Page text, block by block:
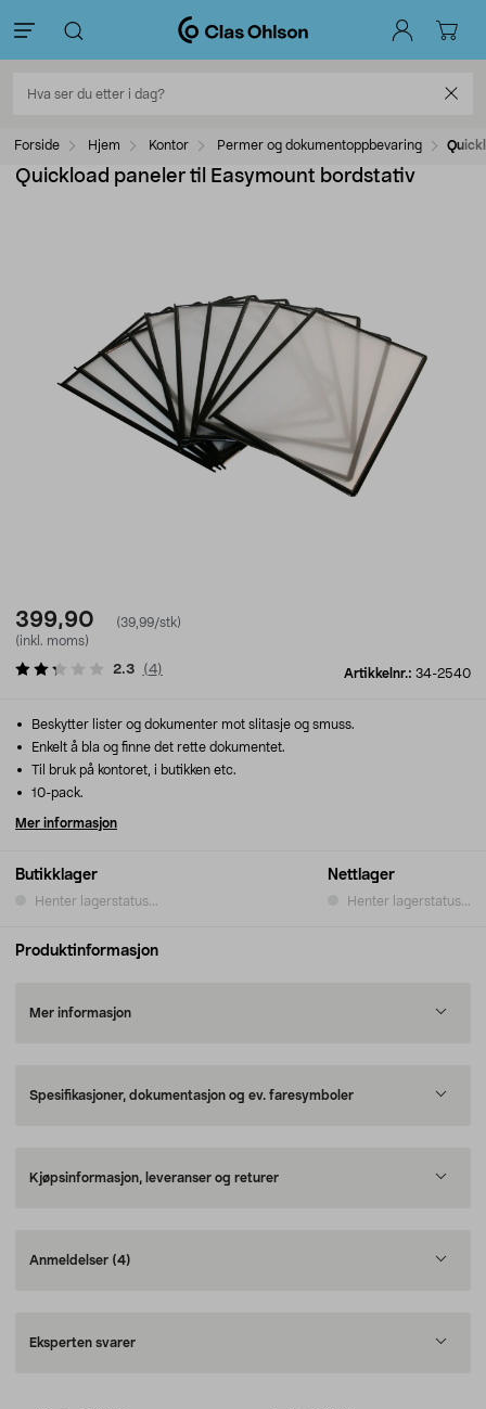
Forside Hjem Kontor Permer og dokumentoppbevaring
Quickload paneler til Easymount bordstativ
399,90
(39,99/stk)
(inkl. moms)
Artikkelnr.: 34-2540
2.3 (4)
Butikklager
Henter lagerstatus...
Nettlager
Henter lagerstatus...
Beskytter lister og dokumenter mot slitasje og smuss.
Enkelt å bla og finne det rette dokumentet.
Til bruk på kontoret, i butikken etc.
10-pack.
Mer informasjon
Produktinformasjon
Mer informasjon
Spesifikasjoner, dokumentasjon og ev. faresymboler
Kjøpsinformasjon, leveranser og returer
Anmeldelser (4)
Eksperten svarer